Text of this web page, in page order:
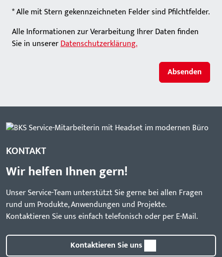
* Alle mit Stern gekennzeichneten Felder sind Pfilchtfelder.
Alle Informationen zur Verarbeitung Ihrer Daten finden
Sie in unsererDatenschutzerklärung.
Absenden
KONTAKT
Wir helfen Ihnen gern!
Unser Service-Team unterstützt Sie gerne bei allen Fragen
rund um Produkte, Anwendungen und Projekte.
Kontaktieren Sie uns einfach telefonisch oder per E-Mail.
Kontaktieren Sie uns